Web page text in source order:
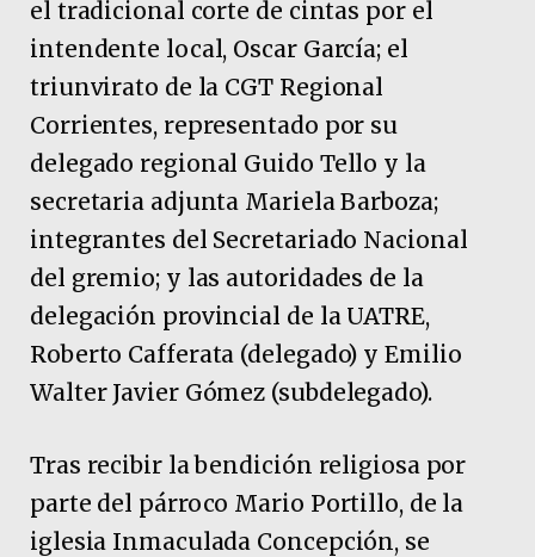
el tradicional corte de cintas por el
intendente local, Oscar García; el
triunvirato de la CGT Regional
Corrientes, representado por su
delegado regional Guido Tello y la
secretaria adjunta Mariela Barboza;
integrantes del Secretariado Nacional
del gremio; y las autoridades de la
delegación provincial de la UATRE,
Roberto Cafferata (delegado) y Emilio
Walter Javier Gómez (subdelegado).
Tras recibir la bendición religiosa por
parte del párroco Mario Portillo, de la
iglesia Inmaculada Concepción, se